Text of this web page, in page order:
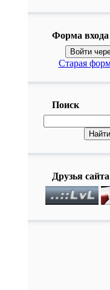
Форма входа
Войти
Старая
Поиск
Друзья сайта